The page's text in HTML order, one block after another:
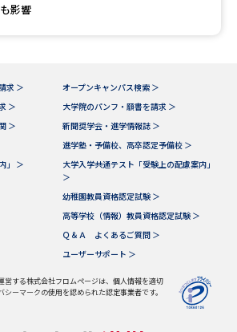
テレメール全国一斉進学調査
発見 学問検索
発見
影響
求 ＞
オープンキャンパス検索 ＞
＞
大学院のパンフ・願書を請求 ＞
＞
新聞奨学会・進学情報誌 ＞
進学塾・予備校、高卒認定予備校 ＞
」 ＞
大学入学共通テスト「受験上の配慮案内」
＞
幼稚園教員資格認定試験 ＞
高等学校（情報）教員資格認定試験 ＞
Ｑ＆Ａ よくあるご質問 ＞
ユーザーサポート ＞
営する株式会社フロムページは、個人情報を適切
ーマークの使用を認められた認定事業者です。